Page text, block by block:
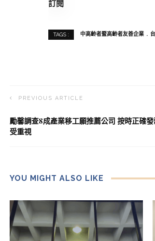
訂閱
TAGS : 中高齡者暨高齡者友善企業
PREVIOUS ARTICLE
勵馨調查8成產業移工願推薦公司 按時正確
受重視
YOU MIGHT ALSO LIKE